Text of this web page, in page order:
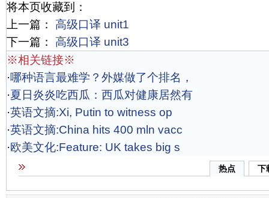
将本页收藏到：
上一篇：
高级口译 unit1
下一篇：
高级口译 unit3
※相关链接※
·哪种语言最难学？外媒做了个排名，
·夏日炎炎吃西瓜：西瓜对健康居然有
·英语文摘:Xi, Putin to witness op
·英语文摘:China hits 400 mln vacc
·欧美文化:Feature: UK takes big s
热点 下